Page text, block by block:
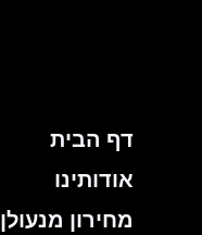
דף הבית
אודותינו
מחירון מנעולן